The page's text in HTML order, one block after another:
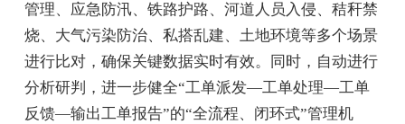
管理、应急防汛、铁路护路、河道人员入侵、秸秆禁
烧、大气污染防治、私搭乱建、土地环境等多个场景
进行比对，确保关键数据实时有效。同时，自动进行
分析研判，进一步健全“工单派发—工单处理—工单
反馈—输出工单报告”的“全流程、闭环式”管理机